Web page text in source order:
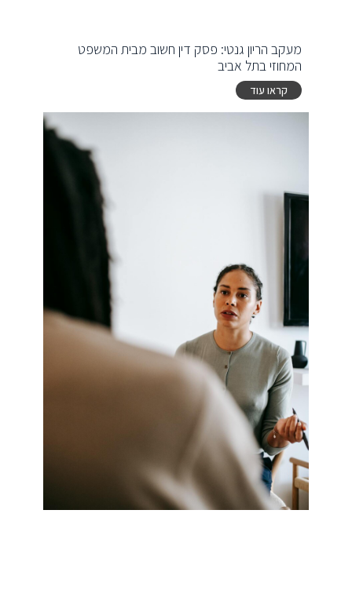
מעקב הריון גנטי: פסק דין חשוב מבית המשפט
המחוזי בתל אביב
קראו עוד